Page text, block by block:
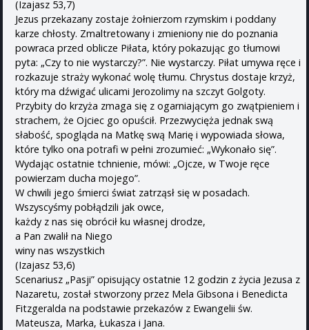
(Izajasz 53,7)
Jezus przekazany zostaje żołnierzom rzymskim i poddany
karze chłosty. Zmaltretowany i zmieniony nie do poznania
powraca przed oblicze Piłata, który pokazując go tłumowi
pyta: „Czy to nie wystarczy?”. Nie wystarczy. Piłat umywa ręce i
rozkazuje straży wykonać wolę tłumu. Chrystus dostaje krzyż,
który ma dźwigać ulicami Jerozolimy na szczyt Golgoty.
Przybity do krzyża zmaga się z ogarniającym go zwątpieniem i
strachem, że Ojciec go opuścił. Przezwycięża jednak swą
słabość, spogląda na Matkę swą Marię i wypowiada słowa,
które tylko ona potrafi w pełni zrozumieć: „Wykonało się”.
Wydając ostatnie tchnienie, mówi: „Ojcze, w Twoje ręce
powierzam ducha mojego”.
W chwili jego śmierci świat zatrząsł się w posadach.
Wszyscyśmy pobłądzili jak owce,
każdy z nas się obrócił ku własnej drodze,
a Pan zwalił na Niego
winy nas wszystkich
(Izajasz 53,6)
Scenariusz „Pasji” opisujący ostatnie 12 godzin z życia Jezusa z
Nazaretu, został stworzony przez Mela Gibsona i Benedicta
Fitzgeralda na podstawie przekazów z Ewangelii św.
Mateusza, Marka, Łukasza i Jana.